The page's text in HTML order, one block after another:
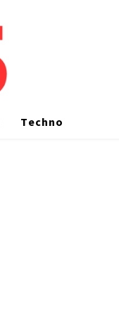
Techno